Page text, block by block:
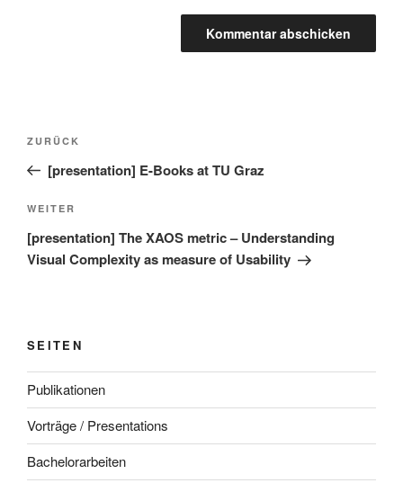
Beitragsnavigation
Vorheriger
Beitrag
ZURÜCK
[presentation] E-Books at TU Graz
Nächster
Beitrag
WEITER
[presentation] The XAOS metric – Understanding
Visual Complexity as measure of Usability
SEITEN
Publikationen
Vorträge / Presentations
Bachelorarbeiten